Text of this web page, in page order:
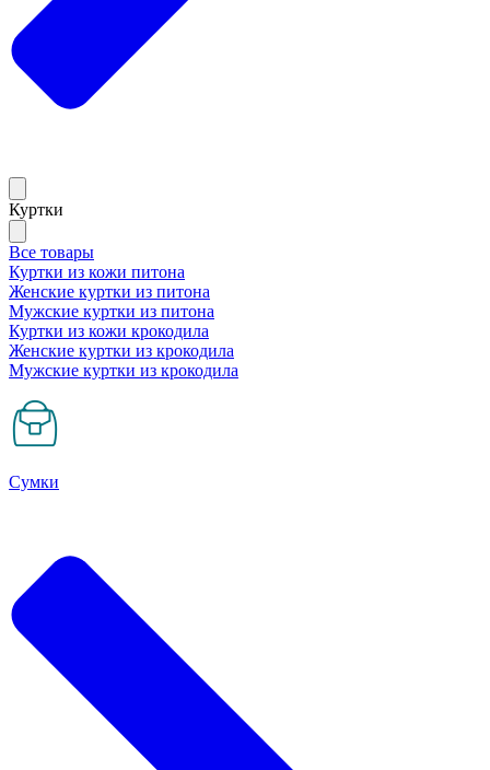
Куртки
Все товары
Куртки из кожи питона
Женские куртки из питона
Мужские куртки из питона
Куртки из кожи крокодила
Женские куртки из крокодила
Мужские куртки из крокодила
Сумки